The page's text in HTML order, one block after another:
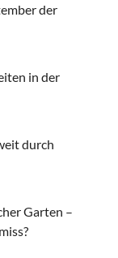
der
in der
durch
Garten –